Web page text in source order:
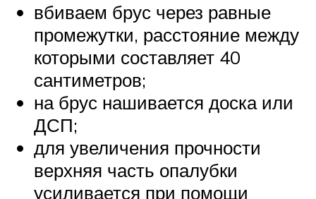
вбиваем брус через равные
промежутки, расстояние между
которыми составляет 40
сантиметров;
на брус нашивается доска или
ДСП;
для увеличения прочности
верхняя часть опалубки
усиливается при помощи